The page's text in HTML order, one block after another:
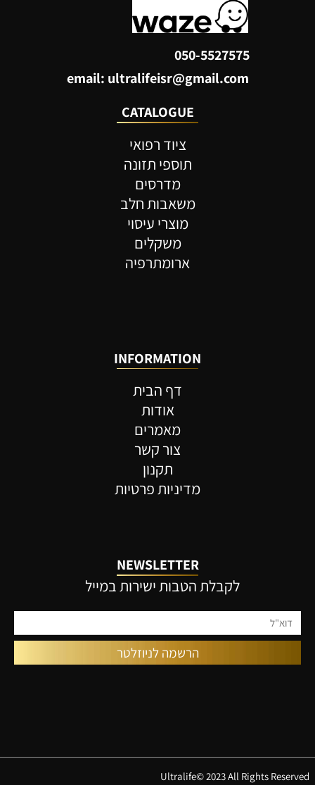
050-5527575
email: ultralifeisr@gmail.com
CATALOGUE
ציוד רפואי
תוספי תזונה
מדרסים
משאבות חלב
מוצרי עיסוי
משקלים
ארומתרפיה
INFORMATION
דף הבית
אודות
מאמרים
צור קשר
תקנון
מדיניות פרטיות
NEWSLETTER
לקבלת הטבות ישירות במייל
Ultralife© 2023 All Rights Reserved